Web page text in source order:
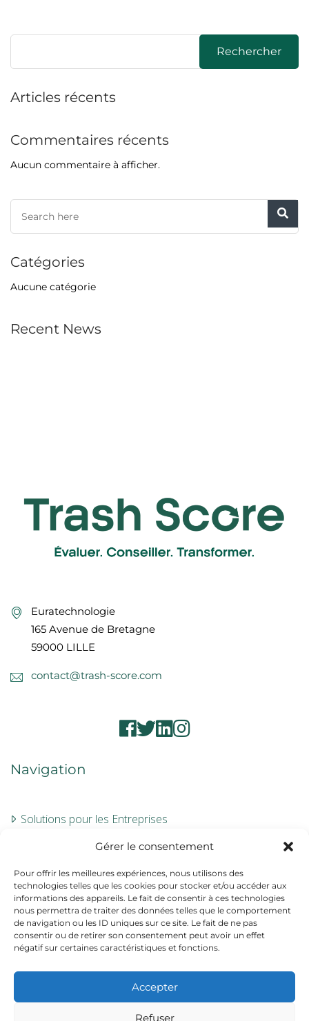
Gérer le consentement
Pour offrir les meilleures expériences, nous utilisons des
technologies telles que les cookies pour stocker et/ou accéder aux
informations des appareils. Le fait de consentir à ces technologies
nous permettra de traiter des données telles que le comportement
de navigation ou les ID uniques sur ce site. Le fait de ne pas
consentir ou de retirer son consentement peut avoir un effet
négatif sur certaines caractéristiques et fonctions.
Accepter
Refuser
Rechercher
Articles récents
Commentaires récents
Aucun commentaire à afficher.
Catégories
Aucune catégorie
Recent News
Euratechnologie
165 Avenue de Bretagne
59000 LILLE
contact@trash-score.com
Navigation
Solutions pour les Entreprises
À propos
Contact
Informations